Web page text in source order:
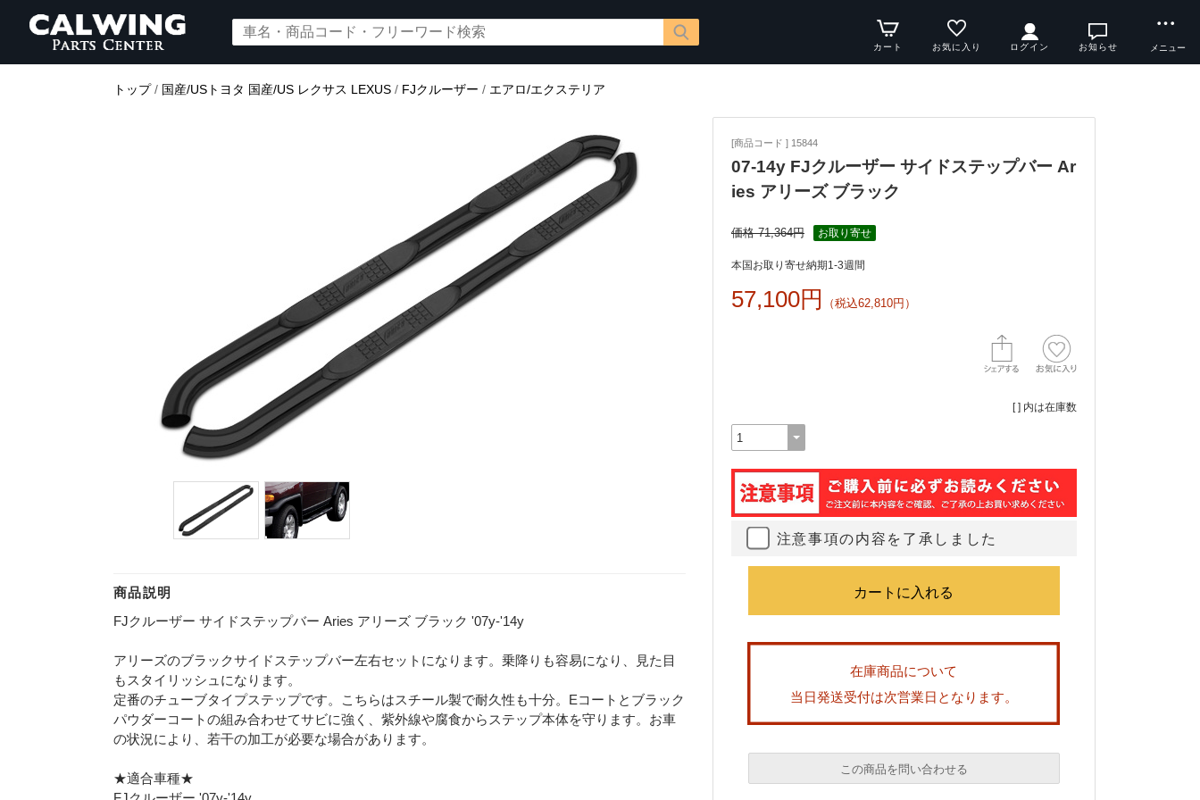
カート お気に入り ログイン お知らせ メニュー
トップ/ 国産/USトヨタ 国産/US レクサス LEXUS / FJクルーザー / エアロ/エクステリア
商品説明
FJクルーザー サイドステップバー Aries アリーズ ブラック '07y-'14y
アリーズのブラックサイドステップバー左右セットになります。乗降りも容易になり、見た目
もスタイリッシュになります。
定番のチューブタイプステップです。こちらはスチール製で耐久性も十分。Eコートとブラック
パウダーコートの組み合わせてサビに強く、紫外線や腐食からステップ本体を守ります。お車
の状況により、若干の加工が必要な場合があります。
★適合車種★
[商品コード ] 15844
07-14y FJクルーザー サイドステップバー Ar
ies アリーズ ブラック
価格 71,364円 お取り寄せ
本国お取り寄せ納期1-3週間
57,100円 （税込62,810円）
[ ] 内は在庫数
注意事項の内容を了承しました
在庫商品について
当日発送受付は次営業日となります。
この商品を問い合わせる